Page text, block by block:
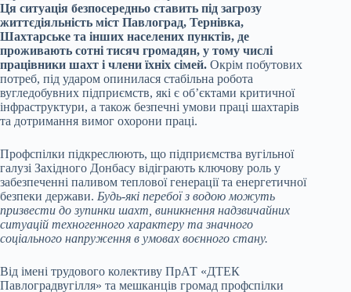
Ця ситуація безпосередньо ставить під загрозу
життєдіяльність міст Павлоград, Тернівка,
Шахтарське та інших населених пунктів, де
проживають сотні тисяч громадян, у тому числі
працівники шахт і члени їхніх сімей. Окрім побутових
потреб, під ударом опинилася стабільна робота
вугледобувних підприємств, які є об’єктами критичної
інфраструктури, а також безпечні умови праці шахтарів
та дотримання вимог охорони праці.
Профспілки підкреслюють, що підприємства вугільної
галузі Західного Донбасу відіграють ключову роль у
забезпеченні паливом теплової генерації та енергетичної
безпеки держави. Будь-які перебої з водою можуть
призвести до зупинки шахт, виникнення надзвичайних
ситуацій техногенного характеру та значного
соціального напруження в умовах воєнного стану.
Від імені трудового колективу ПрАТ «ДТЕК
Павлоградвугілля» та мешканців громад профспілки